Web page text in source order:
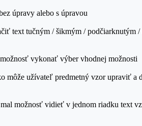
úpravy alebo s úpravou
text tučným / šikmým / podčiarknutým /
vykonať výber vhodnej možnosti
môže užívateľ predmetný vzor upraviť
možnosť vidieť v jednom riadku text